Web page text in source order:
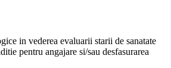
in vederea evaluarii starii de sanatate
pentru angajare si/sau desfasurarea